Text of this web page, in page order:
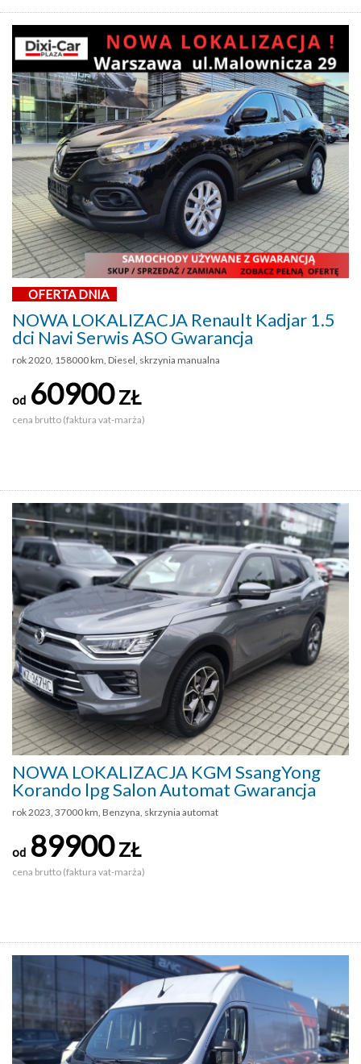
OFERTA DNIA
NOWA LOKALIZACJA Renault Kadjar 1.5
dci Navi Serwis ASO Gwarancja
rok 2020, 158000 km, Diesel, skrzynia manualna
od 60900ZŁ
cena brutto (faktura vat-marża)
NOWA LOKALIZACJA KGM SsangYong
Korando lpg Salon Automat Gwarancja
rok 2023, 37000 km, Benzyna, skrzynia automat
od 89900ZŁ
cena brutto (faktura vat-marża)